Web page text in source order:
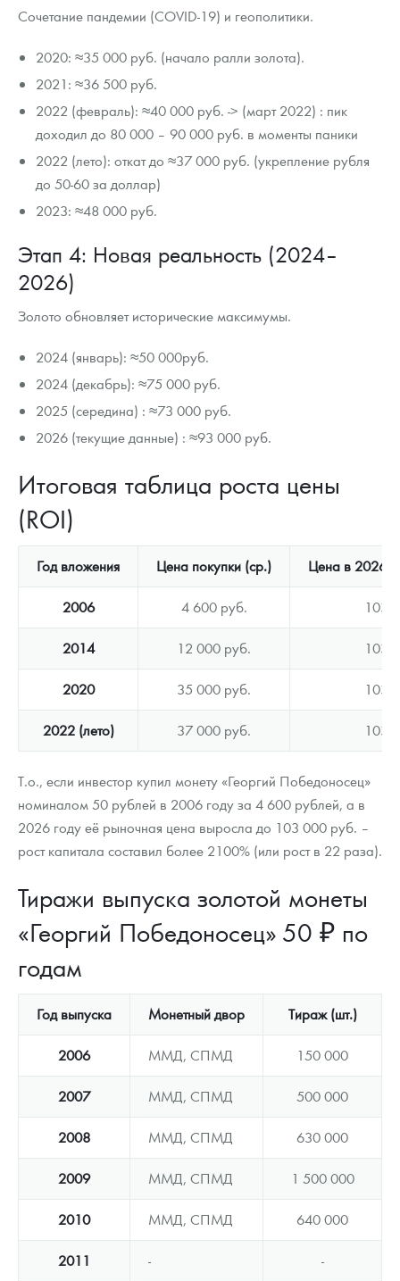
Сочетание пандемии (COVID-19) и геополитики.
2020: ≈35 000 руб. (начало ралли золота).
2021: ≈36 500 руб.
2022 (февраль): ≈40 000 руб. -> (март 2022) : пик
доходил до 80 000 – 90 000 руб. в моменты паники
2022 (лето): откат до ≈37 000 руб. (укрепление рубля
до 50-60 за доллар)
2023: ≈48 000 руб.
Этап 4: Новая реальность (2024–
2026)
Золото обновляет исторические максимумы.
2024 (январь): ≈50 000руб.
2024 (декабрь): ≈75 000 руб.
2025 (середина) : ≈73 000 руб.
2026 (текущие данные) : ≈93 000 руб.
Итоговая таблица роста цены
(ROI)
Год вложения Цена покупки (ср.) Цена в 2026
2006 4 600 руб. 103
2014 12 000 руб. 103
2020 35 000 руб. 103
2022 (лето) 37 000 руб. 103
Т.о., если инвестор купил монету «Георгий Победоносец»
номиналом 50 рублей в 2006 году за 4 600 рублей, а в
2026 году её рыночная цена выросла до 103 000 руб. –
рост капитала составил более 2100% (или рост в 22 раза).
Тиражи выпуска золотой монеты
«Георгий Победоносец» 50 ₽ по
годам
Год выпуска Монетный двор Тираж (шт.)
2006 ММД, СПМД 150 000
2007 ММД, СПМД 500 000
2008 ММД, СПМД 630 000
2009 ММД, СПМД 1 500 000
2010 ММД, СПМД 640 000
2011 - -